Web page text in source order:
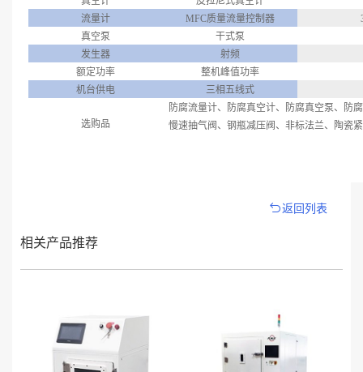
流量计
MFC质量流量控制器
真空泵
干式泵
发生器
射频
额定功率
整机峰值功率
机台供电
三相五线式
选购品
防腐流量计、防腐真空计、防腐真空泵、防
慢速抽气阀、钢瓶减压阀、非标法兰、陶瓷
返回列表
相关产品推荐